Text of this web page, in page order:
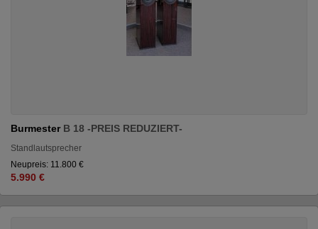
Burmester B 18 -PREIS REDUZIERT-
Standlautsprecher
Neupreis: 11.800 €
5.990 €